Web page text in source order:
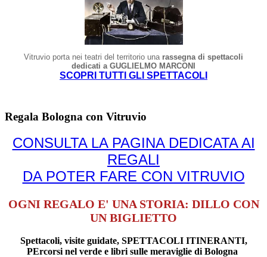
Vitruvio porta nei teatri del territorio una rassegna di spettacoli
dedicati a GUGLIELMO MARCONI
SCOPRI TUTTI GLI SPETTACOLI
Regala Bologna con Vitruvio
CONSULTA LA PAGINA DEDICATA AI
REGALI
DA POTER FARE CON VITRUVIO
OGNI REGALO E' UNA STORIA: DILLO CON
UN BIGLIETTO
Spettacoli, visite guidate, SPETTACOLI ITINERANTI,
PErcorsi nel verde e libri sulle meraviglie di Bologna